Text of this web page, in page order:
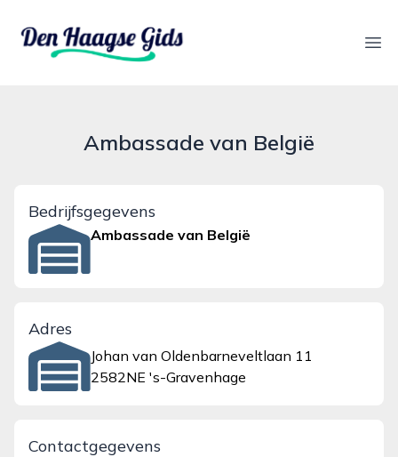
denhaagsegids.nl
Ambassade van België
Bedrijfsgegevens
Ambassade van België
Adres
Johan van Oldenbarneveltlaan 11
2582NE 's-Gravenhage
Contactgegevens